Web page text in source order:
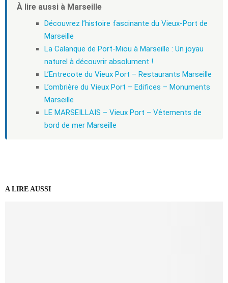
À lire aussi à Marseille
Découvrez l’histoire fascinante du Vieux-Port de
Marseille
La Calanque de Port-Miou à Marseille : Un joyau
naturel à découvrir absolument !
L’Entrecote du Vieux Port – Restaurants Marseille
L’ombrière du Vieux Port – Edifices – Monuments
Marseille
LE MARSEILLAIS – Vieux Port – Vêtements de
bord de mer Marseille
A LIRE AUSSI